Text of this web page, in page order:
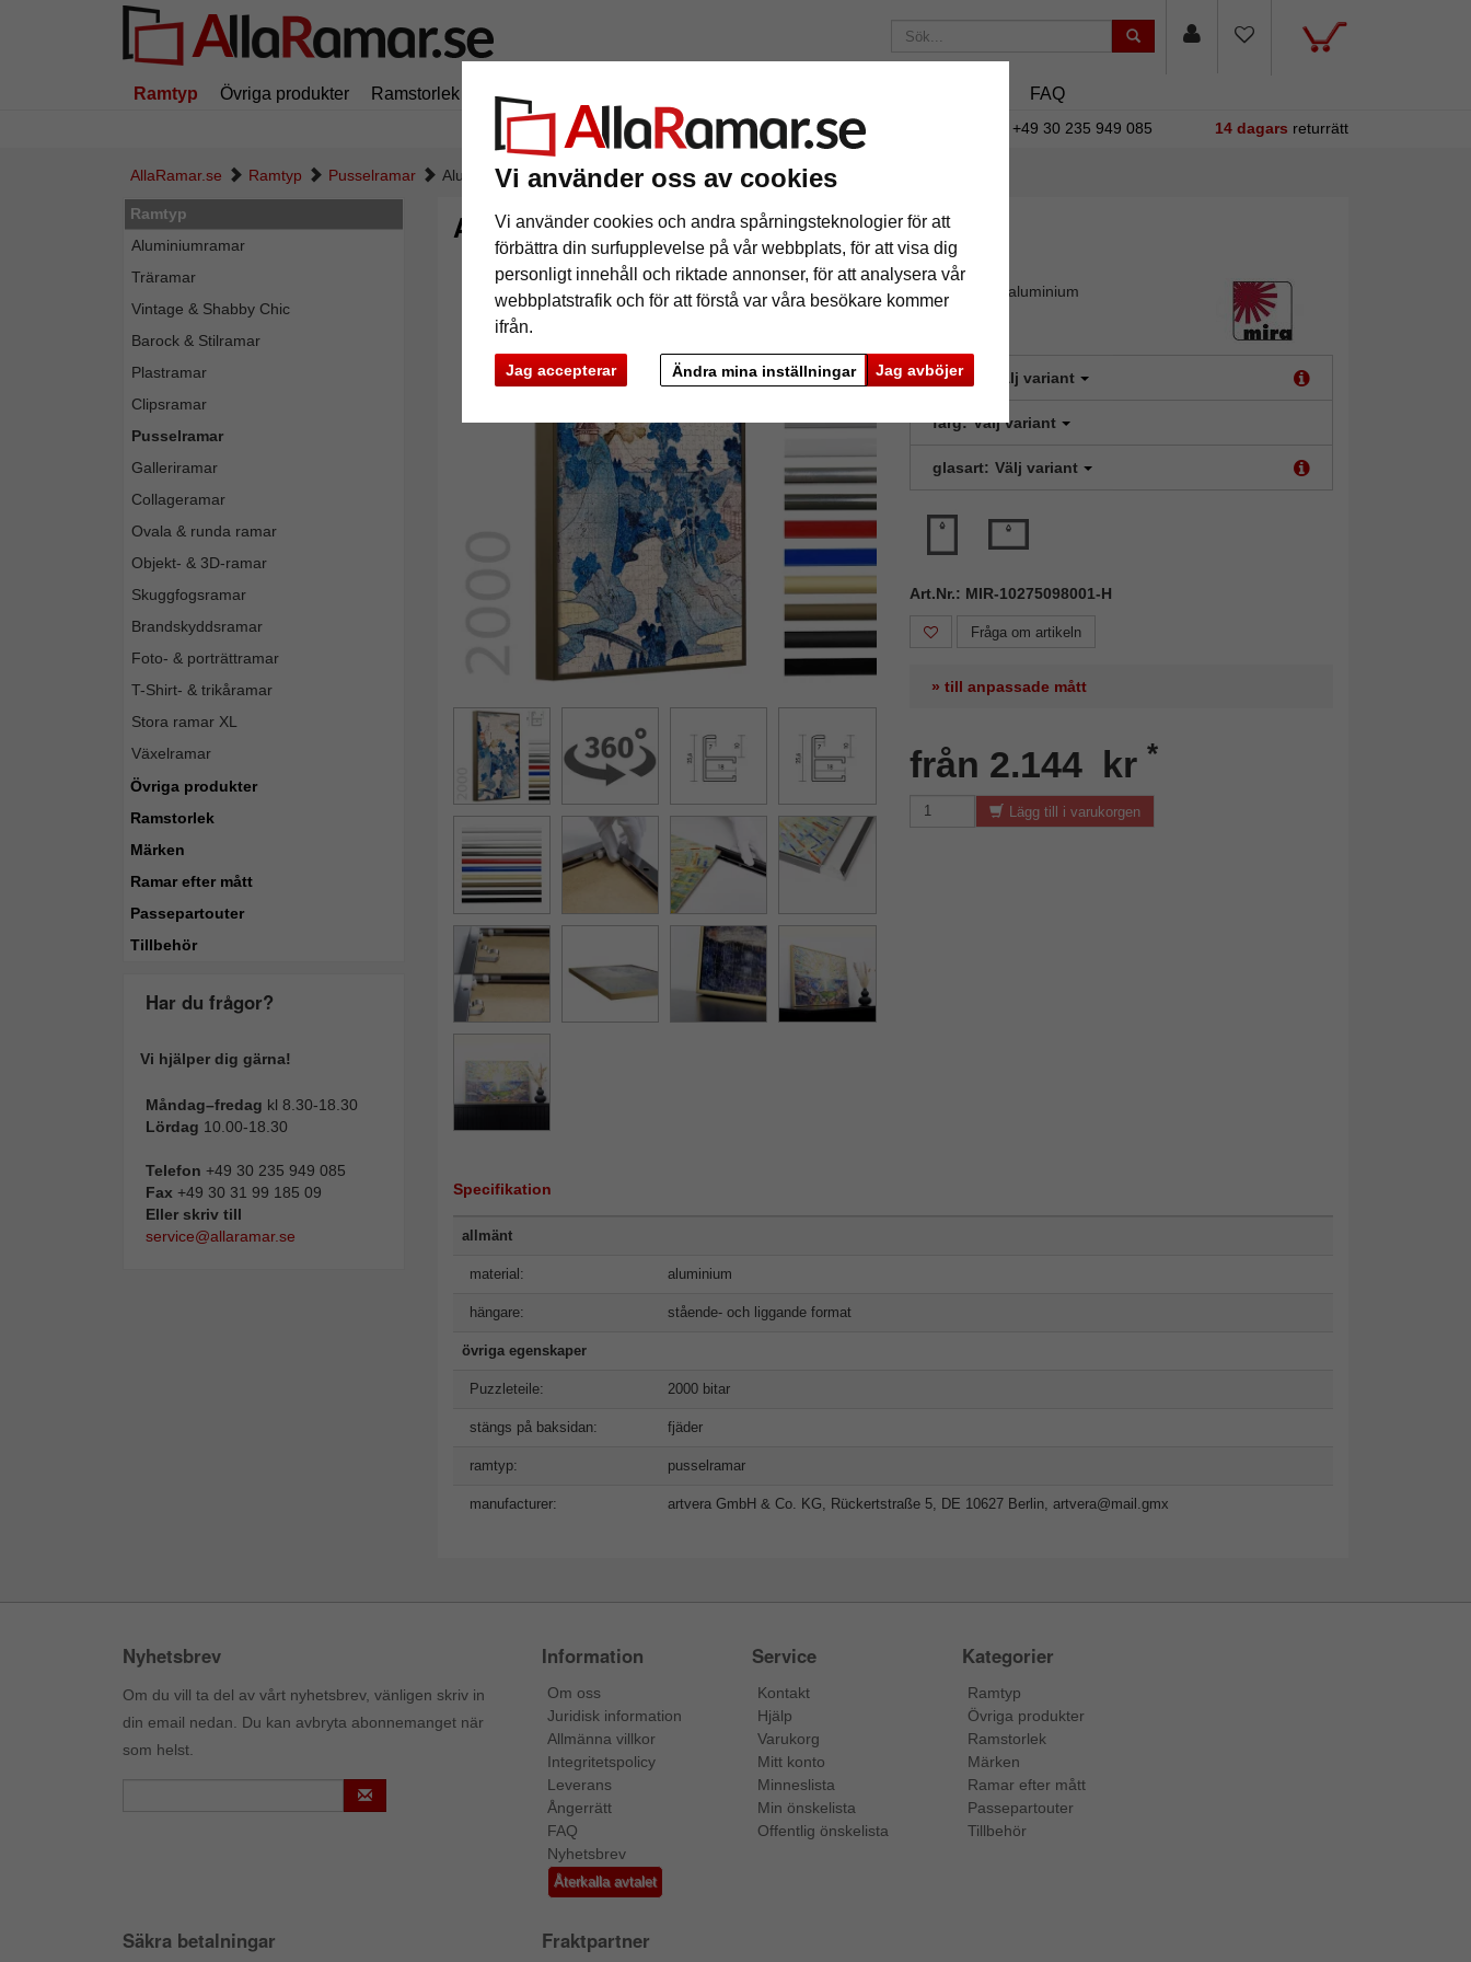
Vi använder oss av cookies
Vi använder cookies och andra spårningsteknologier för att
förbättra din surfupplevelse på vår webbplats, för att visa dig
personligt innehåll och riktade annonser, för att analysera vår
webbplatstrafik och för att förstå var våra besökare kommer
ifrån.
Jag accepterar Jag avböjer
Ändra mina inställningar
Ramtyp Övriga produkter Ramstorlek Märken FAQ
i leveranskostnad.Oavsett hur mycket du beställer. +49 30 235 949 085 14 dagars returrätt
AllaRamar.se Ramtyp Pusselramar Aluminiumram för pussel för 2000 delar
Ramtyp
Aluminiumramar
Träramar
Vintage & Shabby Chic
Barock & Stilramar
Plastramar
Clipsramar
Pusselramar
Galleriramar
Collageramar
Ovala & runda ramar
Objekt- & 3D-ramar
Skuggfogsramar
Brandskyddsramar
Foto- & porträttramar
T-Shirt- & trikåramar
Stora ramar XL
Växelramar
Övriga produkter
Ramstorlek
Märken
Ramar efter mått
Passepartouter
Tillbehör
Har du frågor?
Vi hjälper dig gärna!
Måndag–fredag kl 8.30-18.30
Lördag 10.00-18.30
Telefon +49 30 235 949 085
Fax +49 30 31 99 185 09
Eller skriv till
service@allaramar.se
Aluminiumram för pussel för 2000 delar
Pusselram av aluminium
format: Välj variant
färg: Välj variant
glasart: Välj variant
Art.Nr.: MIR-10275098001-H
Fråga om artikeln
» till anpassade mått
från 2.144 kr *
Lägg till i varukorgen
Specifikation
allmänt
material: aluminium
hängare: stående- och liggande format
övriga egenskaper
Puzzleteile: 2000 bitar
stängs på baksidan: fjäder
ramtyp: pusselramar
manufacturer: artvera GmbH & Co. KG, Rückertstraße 5, DE 10627 Berlin, artvera@mail.gmx
Nyhetsbrev
Om du vill ta del av vårt nyhetsbrev, vänligen skriv in
din email nedan. Du kan avbryta abonnemanget när
som helst.
Information
Om oss
Juridisk information
Allmänna villkor
Integritetspolicy
Leverans
Ångerrätt
FAQ
Nyhetsbrev
Återkalla avtalet
Service
Kontakt
Hjälp
Varukorg
Mitt konto
Minneslista
Min önskelista
Offentlig önskelista
Kategorier
Ramtyp
Övriga produkter
Ramstorlek
Märken
Ramar efter mått
Passepartouter
Tillbehör
Säkra betalningar Fraktpartner